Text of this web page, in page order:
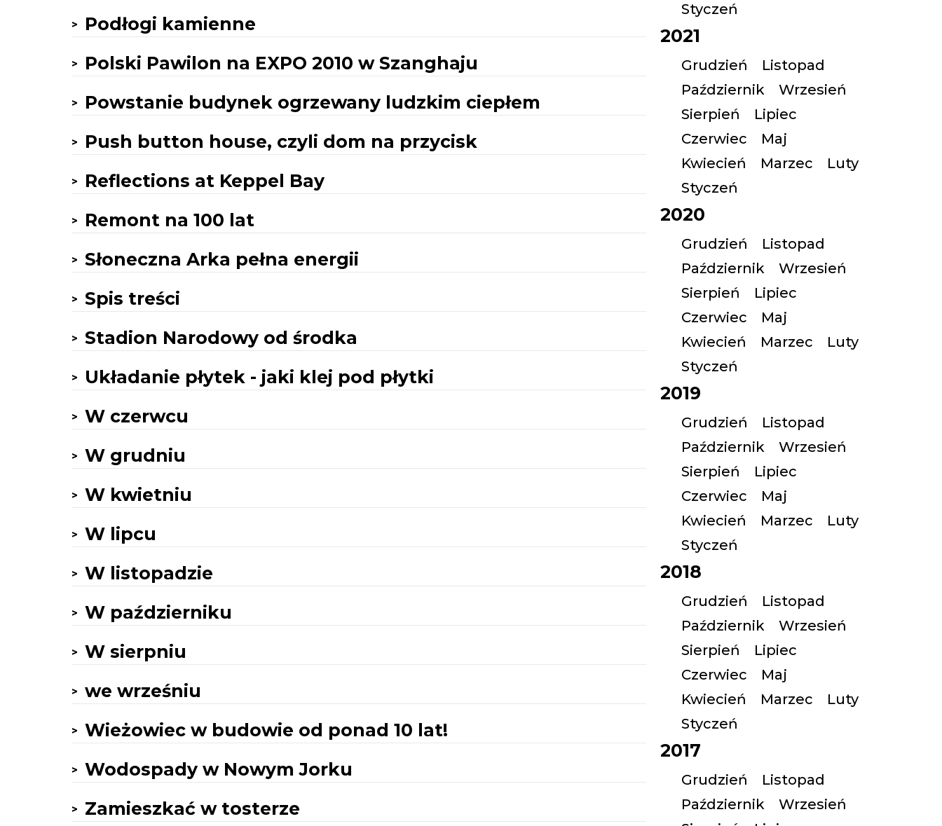
Podłogi kamienne
Polski Pawilon na EXPO 2010 w Szanghaju
Powstanie budynek ogrzewany ludzkim ciepłem
Push button house, czyli dom na przycisk
Reflections at Keppel Bay
Remont na 100 lat
Słoneczna Arka pełna energii
Spis treści
Stadion Narodowy od środka
Układanie płytek - jaki klej pod płytki
W czerwcu
W grudniu
W kwietniu
W lipcu
W listopadzie
W październiku
W sierpniu
we wrześniu
Wieżowiec w budowie od ponad 10 lat!
Wodospady w Nowym Jorku
Zamieszkać w tosterze
Styczeń
2021
Grudzień
Listopad
Październik
Wrzesień
Sierpień
Lipiec
Czerwiec
Maj
Kwiecień
Marzec
Luty
Styczeń
2020
Grudzień
Listopad
Październik
Wrzesień
Sierpień
Lipiec
Czerwiec
Maj
Kwiecień
Marzec
Luty
Styczeń
2019
Grudzień
Listopad
Październik
Wrzesień
Sierpień
Lipiec
Czerwiec
Maj
Kwiecień
Marzec
Luty
Styczeń
2018
Grudzień
Listopad
Październik
Wrzesień
Sierpień
Lipiec
Czerwiec
Maj
Kwiecień
Marzec
Luty
Styczeń
2017
Grudzień
Listopad
Październik
Wrzesień